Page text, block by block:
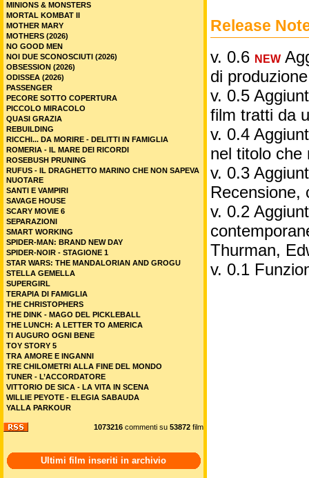
Release
v. 0.6 NEW
di
v. 0.5
film tratti da
v. 0.4
nel titolo che
v. 0.3
Recensione,
v. 0.2
Thurman,
v. 0.1
MINIONS & MONSTERS
MORTAL KOMBAT II
MOTHER MARY
MOTHERS (2026)
NO GOOD MEN
NOI DUE SCONOSCIUTI (2026)
OBSESSION (2026)
ODISSEA (2026)
PASSENGER
PECORE SOTTO COPERTURA
PICCOLO MIRACOLO
QUASI GRAZIA
REBUILDING
RICCHI... DA MORIRE - DELITTI IN FAMIGLIA
ROMERIA - IL MARE DEI RICORDI
ROSEBUSH PRUNING
RUFUS - IL DRAGHETTO MARINO CHE NON SAPEVA
NUOTARE
SANTI E VAMPIRI
SAVAGE HOUSE
SCARY MOVIE 6
SEPARAZIONI
SMART WORKING
SPIDER-MAN: BRAND NEW DAY
SPIDER-NOIR - STAGIONE 1
STAR WARS: THE MANDALORIAN AND GROGU
STELLA GEMELLA
SUPERGIRL
TERAPIA DI FAMIGLIA
THE CHRISTOPHERS
THE DINK - MAGO DEL PICKLEBALL
THE LUNCH: A LETTER TO AMERICA
TI AUGURO OGNI BENE
TOY STORY 5
TRA AMORE E INGANNI
TRE CHILOMETRI ALLA FINE DEL MONDO
TUNER - L’ACCORDATORE
VITTORIO DE SICA - LA VITA IN SCENA
WILLIE PEYOTE - ELEGIA SABAUDA
YALLA PARKOUR
1073216 commenti su 53872 film
Ultimi film inseriti in archivio